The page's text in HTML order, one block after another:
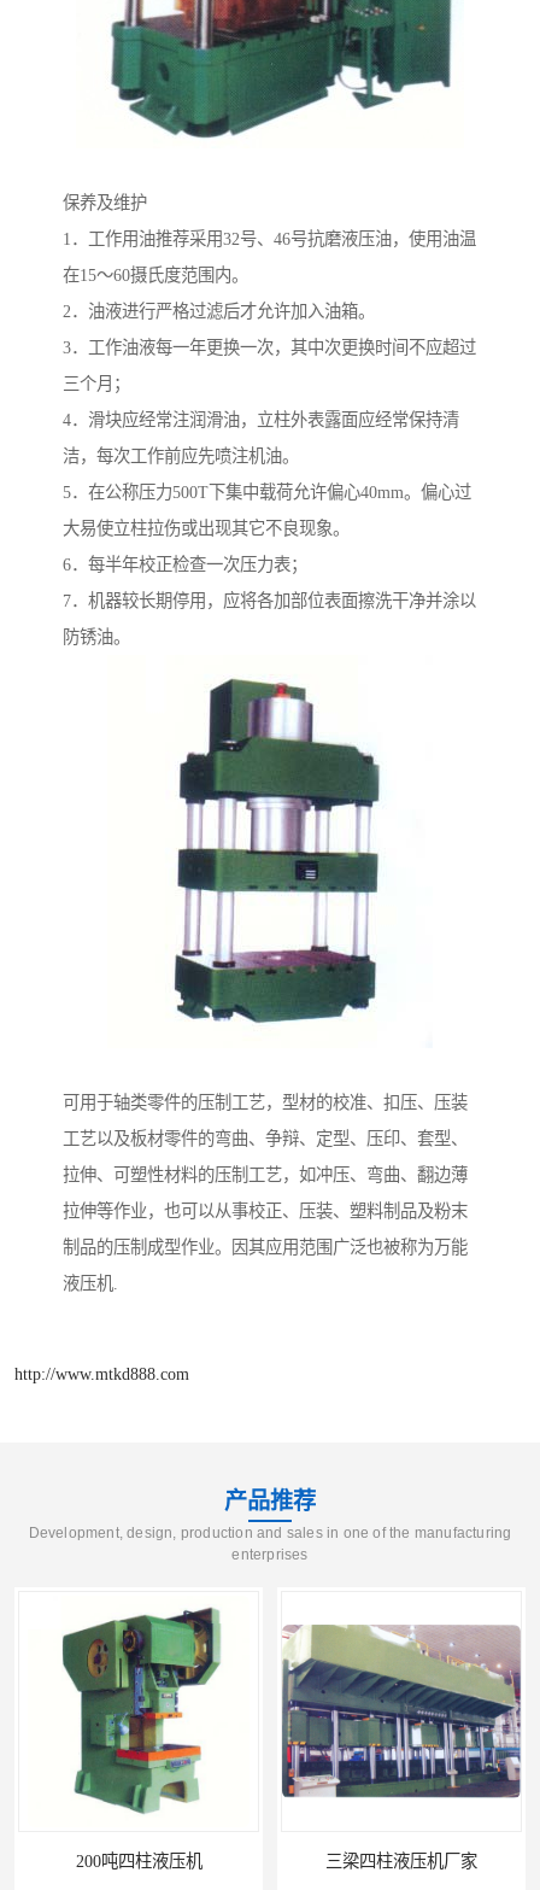
保养及维护
1．工作用油推荐采用32号、46号抗磨液压油，使用油温
在15～60摄氏度范围内。
2．油液进行严格过滤后才允许加入油箱。
3．工作油液每一年更换一次，其中次更换时间不应超过
三个月；
4．滑块应经常注润滑油，立柱外表露面应经常保持清
洁，每次工作前应先喷注机油。
5．在公称压力500T下集中载荷允许偏心40mm。偏心过
大易使立柱拉伤或出现其它不良现象。
6．每半年校正检查一次压力表；
7．机器较长期停用，应将各加部位表面擦洗干净并涂以
防锈油。
可用于轴类零件的压制工艺，型材的校准、扣压、压装
工艺以及板材零件的弯曲、争辩、定型、压印、套型、
拉伸、可塑性材料的压制工艺，如冲压、弯曲、翻边薄
拉伸等作业，也可以从事校正、压装、塑料制品及粉末
制品的压制成型作业。因其应用范围广泛也被称为万能
液压机.
http://www.mtkd888.com
产品推荐
Development, design, production and sales in one of the manufacturing
enterprises
200吨四柱液压机 三梁四柱液压机厂家